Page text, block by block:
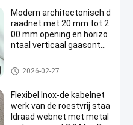
Modern architectonisch d
raadnet met 20 mm tot 2
00 mm opening en horizo
ntaal verticaal gaasontw
architecturaal draadnetwerk
2026-02-27
Flexibel Inox-de kabelnet
werk van de roestvrij staa
ldraad webnet met metal